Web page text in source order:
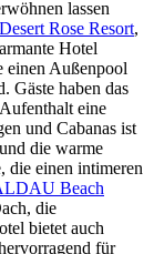
lassen
Desert Rose Resort,
Hotel
einen Außenpool
Gäste haben das
eine
und Cabanas ist
die warme
die einen intimeren
Beach
die
bietet auch
für